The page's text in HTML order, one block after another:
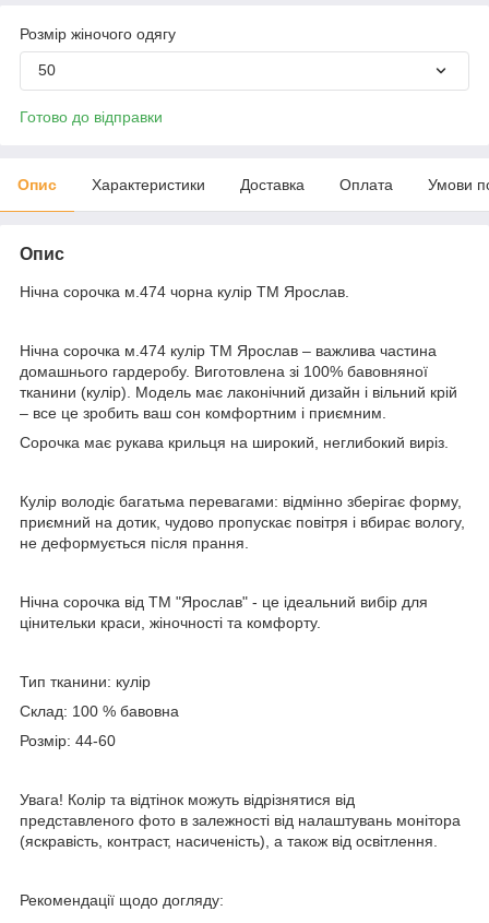
Розмір жіночого одягу
50
Готово до відправки
Опис Характеристики Доставка Оплата Умови
Опис
Нічна сорочка м.474 чорна кулір ТМ Ярослав.
Нічна сорочка м.474 кулір ТМ Ярослав – важлива частина
домашнього гардеробу. Виготовлена зі 100% бавовняної
тканини (кулір). Модель має лаконічний дизайн і вільний крій
– все це зробить ваш сон комфортним і приємним.
Сорочка має рукава крильця на широкий, неглибокий виріз.
Кулір володіє багатьма перевагами: відмінно зберігає форму,
приємний на дотик, чудово пропускає повітря і вбирає вологу,
не деформується після прання.
Нічна сорочка від ТМ "Ярослав" - це ідеальний вибір для
цінительки краси, жіночності та комфорту.
Тип тканини: кулір
Склад: 100 % бавовна
Розмір: 44-60
Увага! Колір та відтінок можуть відрізнятися від
представленого фото в залежності від налаштувань монітора
(яскравість, контраст, насиченість), а також від освітлення.
Рекомендації щодо догляду: